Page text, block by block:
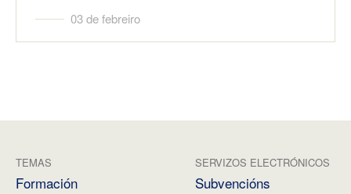
03 de febreiro
TEMAS
Formación
SERVIZOS ELECTRÓNICOS
Subvencións